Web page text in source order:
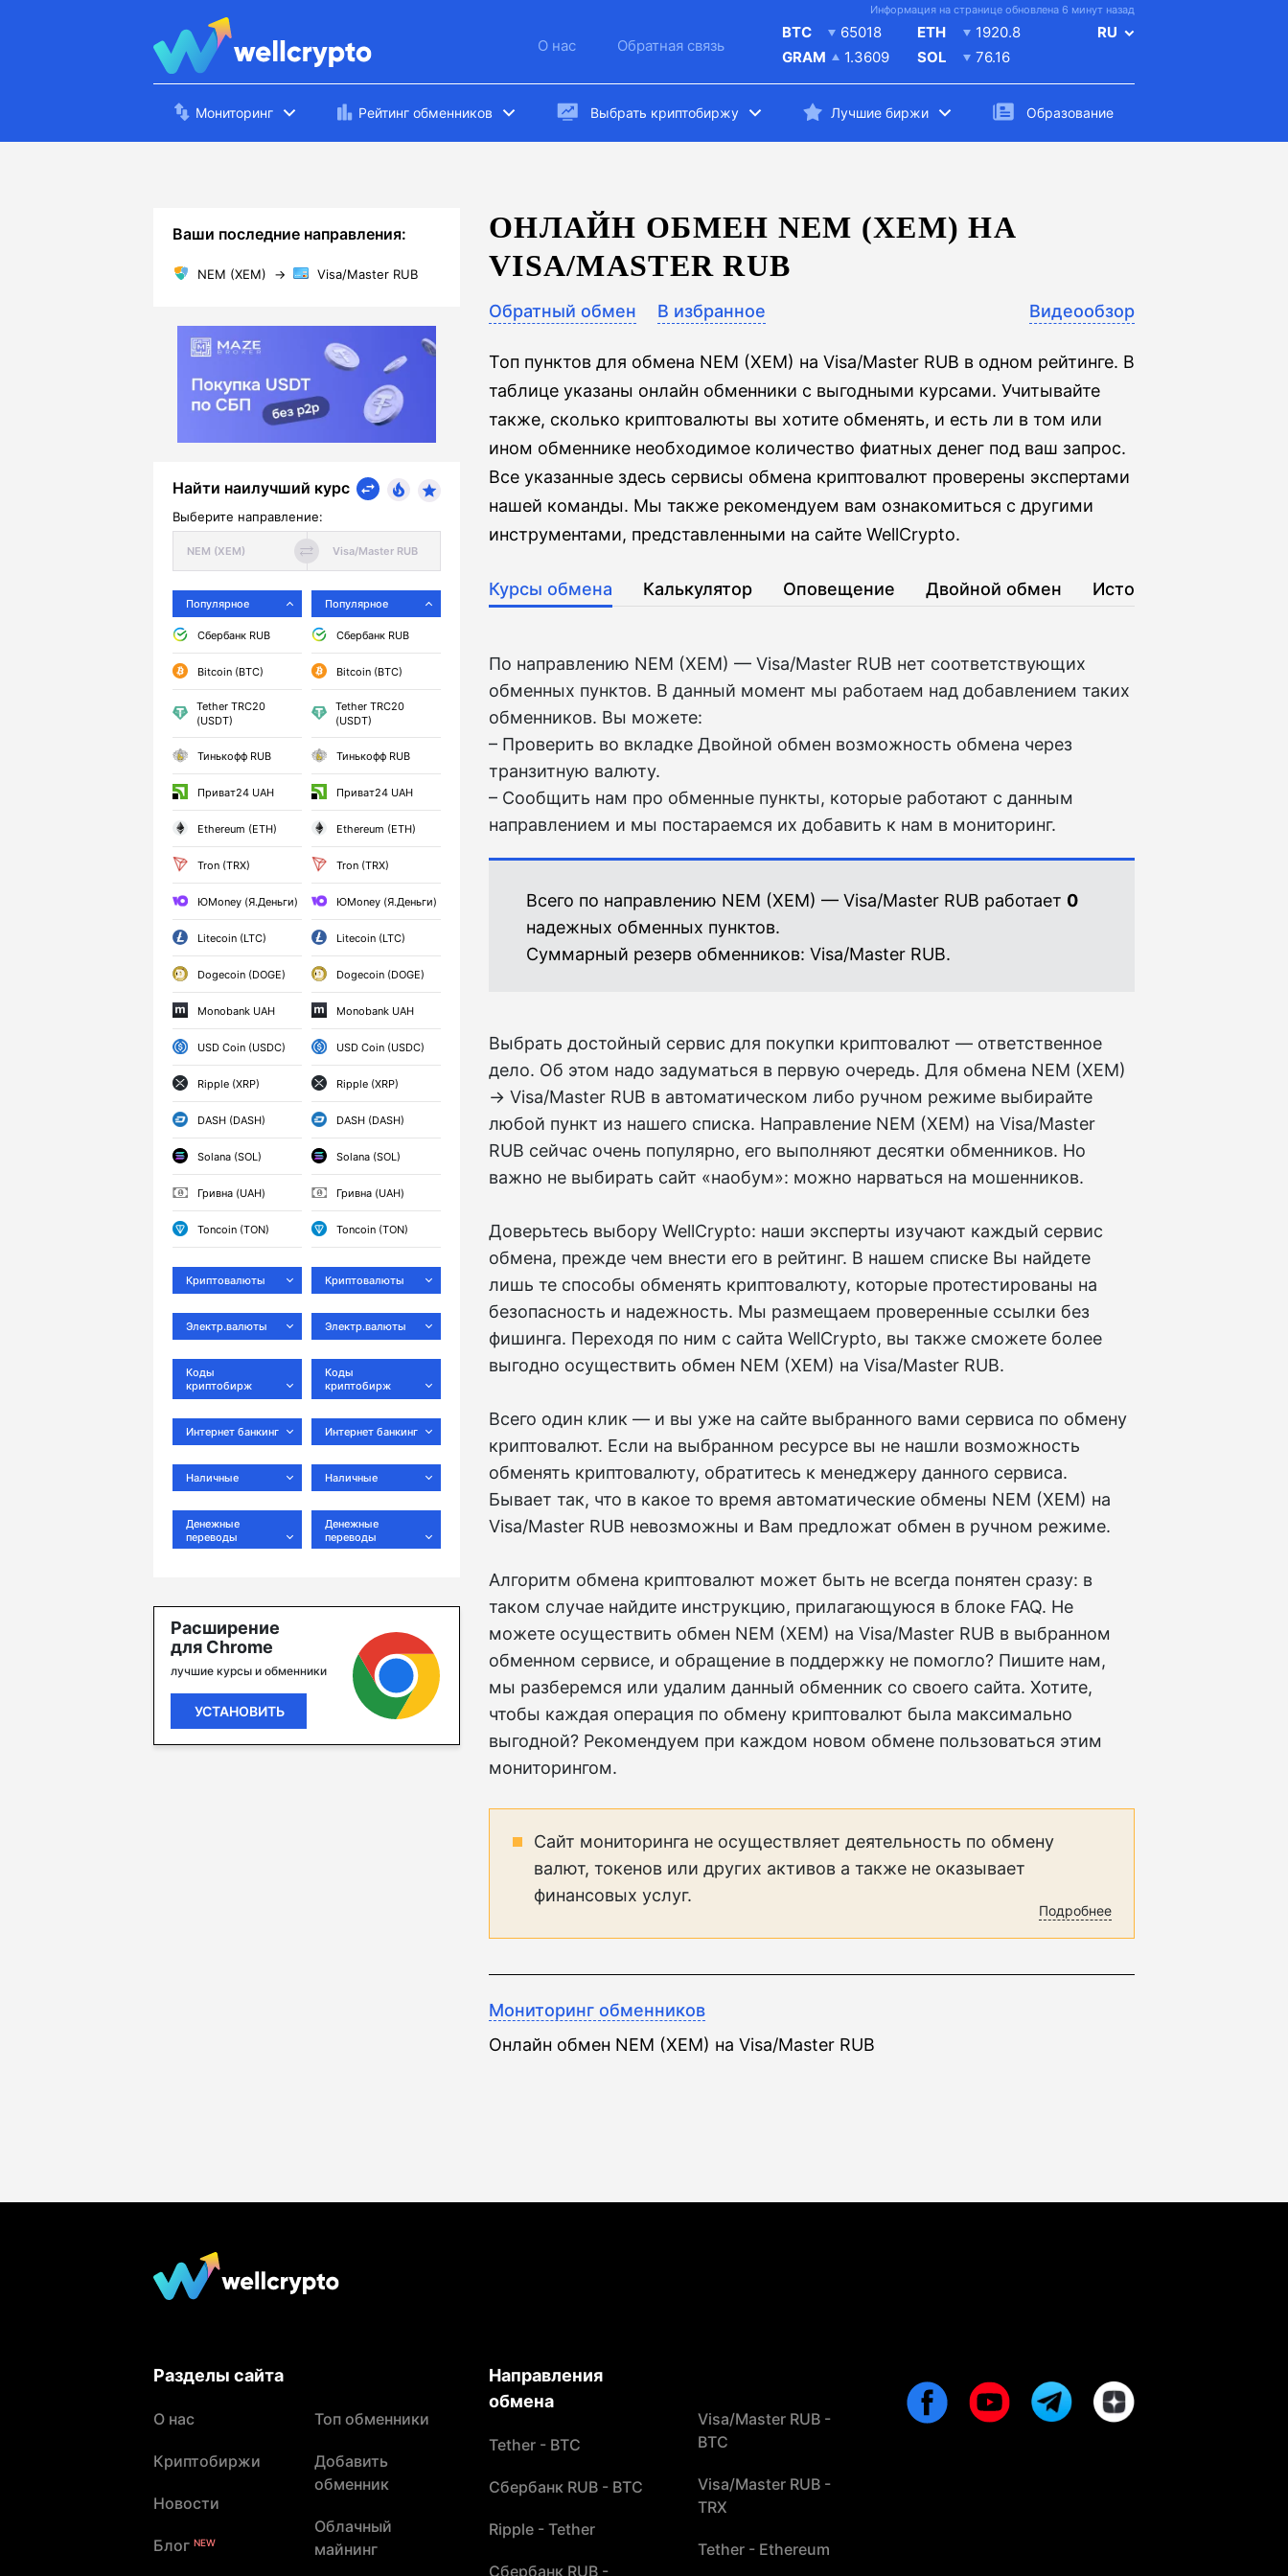
Информация на странице обновлена 6 минут назад
О нас Обратная связь
BTC
65018
GRAM
1.3609
ETH
1920.8
SOL
76.16
RU
Мониторинг Рейтинг обменников Выбрать криптобиржу Лучшие биржи Образование
Ваши последние направления:
NEM (XEM) → Visa/Master RUB
Найти наилучший курс
Выберите направление:
Популярное
Сбербанк RUB
Bitcoin (BTC)
Tether TRC20
(USDT)
Тинькофф RUB
Приват24 UAH
Ethereum (ETH)
Tron (TRX)
ЮMoney (Я.Деньги)
Litecoin (LTC)
Dogecoin (DOGE)
Monobank UAH
USD Coin (USDC)
Ripple (XRP)
DASH (DASH)
Solana (SOL)
Гривна (UAH)
Toncoin (TON)
Криптовалюты
Электр.валюты
Коды
криптобирж
Интернет банкинг
Наличные
Денежные
переводы
Популярное
Сбербанк RUB
Bitcoin (BTC)
Tether TRC20
(USDT)
Тинькофф RUB
Приват24 UAH
Ethereum (ETH)
Tron (TRX)
ЮMoney (Я.Деньги)
Litecoin (LTC)
Dogecoin (DOGE)
Monobank UAH
USD Coin (USDC)
Ripple (XRP)
DASH (DASH)
Solana (SOL)
Гривна (UAH)
Toncoin (TON)
Криптовалюты
Электр.валюты
Коды
криптобирж
Интернет банкинг
Наличные
Денежные
переводы
Расширение
для Chrome
лучшие курсы и обменники
УСТАНОВИТЬ
ОНЛАЙН ОБМЕН NEM (XEM) НА
VISA/MASTER RUB
Обратный обмен В избранное Видеообзор
Топ пунктов для обмена NEM (XEM) на Visa/Master RUB в одном рейтинге. В
таблице указаны онлайн обменники с выгодными курсами. Учитывайте
также, сколько криптовалюты вы хотите обменять, и есть ли в том или
ином обменнике необходимое количество фиатных денег под ваш запрос.
Все указанные здесь сервисы обмена криптовалют проверены экспертами
нашей команды. Мы также рекомендуем вам ознакомиться с другими
инструментами, представленными на сайте WellCrypto.
Курсы обмена Калькулятор Оповещение Двойной обмен История
По направлению NEM (XEM) — Visa/Master RUB нет соответствующих
обменных пунктов. В данный момент мы работаем над добавлением таких
обменников. Вы можете:
– Проверить во вкладкe Двойной обмен возможность обмена через
транзитную валюту.
– Сообщить нам про обменные пункты, которые работают с данным
направлением и мы постараемся их добавить к нам в мониторинг.
Всего по направлению NEM (XEM) — Visa/Master RUB работает 0
надежных обменных пунктов.
Суммарный резерв обменников: Visa/Master RUB.
Выбрать достойный сервис для покупки криптовалют — ответственное
дело. Об этом надо задуматься в первую очередь. Для обмена NEM (XEM)
→ Visa/Master RUB в автоматическом либо ручном режиме выбирайте
любой пункт из нашего списка. Направление NEM (XEM) на Visa/Master
RUB сейчас очень популярно, его выполняют десятки обменников. Но
важно не выбирать сайт «наобум»: можно нарваться на мошенников.
Доверьтесь выбору WellCrypto: наши эксперты изучают каждый сервис
обмена, прежде чем внести его в рейтинг. В нашем списке Вы найдете
лишь те способы обменять криптовалюту, которые протестированы на
безопасность и надежность. Мы размещаем проверенные ссылки без
фишинга. Переходя по ним с сайта WellCrypto, вы также сможете более
выгодно осуществить обмен NEM (XEM) на Visa/Master RUB.
Всего один клик — и вы уже на сайте выбранного вами сервиса по обмену
криптовалют. Если на выбранном ресурсе вы не нашли возможность
обменять криптовалюту, обратитесь к менеджеру данного сервиса.
Бывает так, что в какое то время автоматические обмены NEM (XEM) на
Visa/Master RUB невозможны и Вам предложат обмен в ручном режиме.
Алгоритм обмена криптовалют может быть не всегда понятен сразу: в
таком случае найдите инструкцию, прилагающуюся в блоке FAQ. Не
можете осуществить обмен NEM (XEM) на Visa/Master RUB в выбранном
обменном сервисе, и обращение в поддержку не помогло? Пишите нам,
мы разберемся или удалим данный обменник со своего сайта. Хотите,
чтобы каждая операция по обмену криптовалют была максимально
выгодной? Рекомендуем при каждом новом обмене пользоваться этим
мониторингом.
Сайт мониторинга не осуществляет деятельность по обмену
валют, токенов или других активов а также не оказывает
финансовых услуг.
Подробнее
Мониторинг обменников
Онлайн обмен NEM (XEM) на Visa/Master RUB
Разделы сайта
О нас
Криптобиржи
Новости
Блог NEW
Топ обменники
Добавить
обменник
Облачный
майнинг
Направления
обмена
Tether - BTC
Сбербанк RUB - BTC
Ripple - Tether
Сбербанк RUB -
Visa/Master RUB -
BTC
Visa/Master RUB -
TRX
Tether - Ethereum